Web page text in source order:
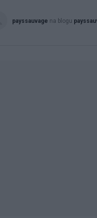
payssauvage na blogu